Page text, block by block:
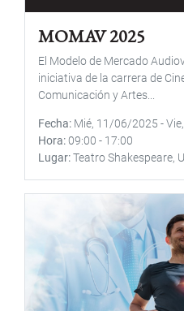
MOMAV 2025
El Modelo de Mercado
iniciativa de la carrera de
Comunicación y Artes...
Fecha Mié, 11/06/2025 -
Hora 09:00 - 17:00
Lugar Teatro Shakespeare,